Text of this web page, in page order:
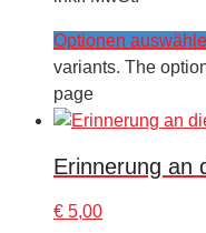
Optionen
variants. The
page
Erinnerung an
€ 5,00